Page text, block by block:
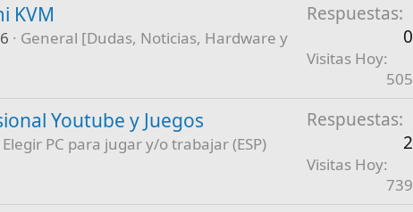
KVM
General [Dudas, Noticias, Hardware y
Respuestas
0
Visitas Hoy
505
Youtube y Juegos
Elegir PC para jugar y/o trabajar (ESP)
Respuestas
2
Visitas Hoy
739